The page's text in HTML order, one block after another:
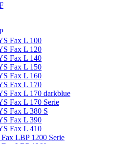
Fax L 100
Fax L 120
Fax L 140
Fax L 150
Fax L 160
Fax L 170
Fax L 170 darkblue
Fax L 170 Serie
Fax L 380 S
Fax L 390
Fax L 410
Fax LBP 1200 Serie